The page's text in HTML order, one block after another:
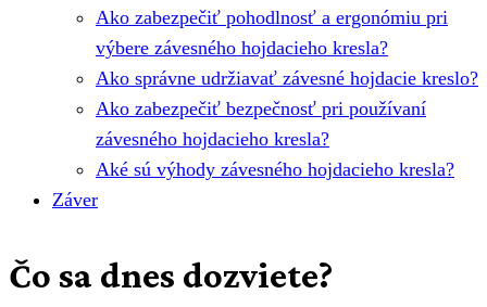
Ako zabezpečiť pohodlnosť a ergonómiu pri
výbere závesného hojdacieho kresla?
Ako správne udržiavať závesné hojdacie kreslo?
Ako zabezpečiť bezpečnosť pri používaní
závesného hojdacieho kresla?
Aké sú výhody závesného hojdacieho kresla?
Záver
Čo sa dnes dozviete?